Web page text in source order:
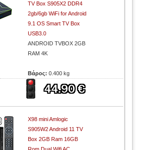
TV Box S905X2 DDR4
2gb/6gb WiFi for Android
9.1 OS Smart TV Box
USB3.0
ANDROID TVBOX 2GB
RAM 4K
Βάρος:0.400 kg
X98 mini Amlogic
S905W2 Android 11 TV
Box 2GB Ram 16GB